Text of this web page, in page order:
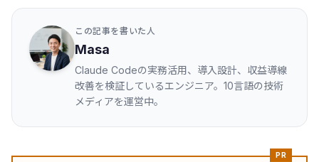
この記事を書いた人
Masa
Claude Codeの実務活用、導入設計、収益導線
改善を検証しているエンジニア。10言語の技術
メディアを運営中。
PR